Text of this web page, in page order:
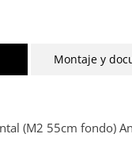
Montaje y
(M2 55cm fondo)